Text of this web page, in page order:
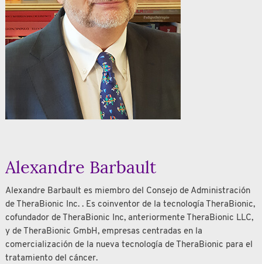
Alexandre Barbault
Alexandre Barbault es miembro del Consejo de Administración
de TheraBionic Inc. . Es coinventor de la tecnología TheraBionic,
cofundador de TheraBionic Inc, anteriormente TheraBionic LLC,
y de TheraBionic GmbH, empresas centradas en la
comercialización de la nueva tecnología de TheraBionic para el
tratamiento del cáncer.